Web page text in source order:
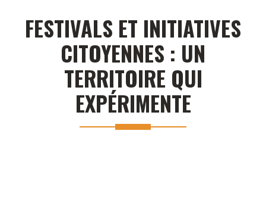
FESTIVALS ET INITIATIVES
CITOYENNES : UN
TERRITOIRE QUI
EXPÉRIMENTE